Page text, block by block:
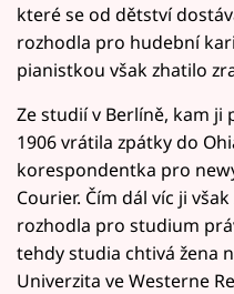
které se od dětství
rozhodla pro hudební
pianistkou však zhatilo
Ze studií v Berlíně, kam ji
1906 vrátila zpátky do
korespondentka pro
Courier. Čím dál víc ji
rozhodla pro studium
tehdy studia chtivá žena
Univerzita ve Westerne